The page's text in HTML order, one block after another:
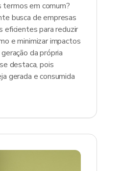
em comum?
busca de empresas
eficientes para reduzir
e minimizar impactos
da própria
destaca, pois
gerada e consumida